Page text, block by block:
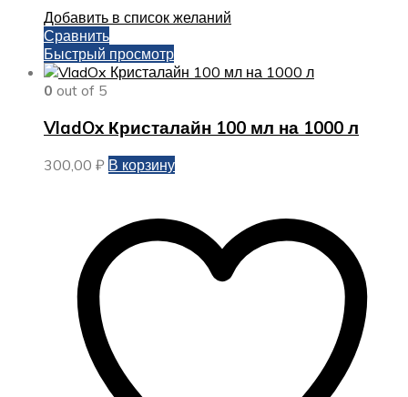
Добавить в список желаний
Сравнить
Быстрый просмотр
0 out of 5
VladOx Кристалайн 100 мл на 1000 л
300,00 ₽ В корзину